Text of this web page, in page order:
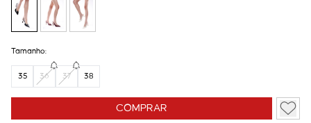
COMPRAR
Tamanho:
35 36 37 38